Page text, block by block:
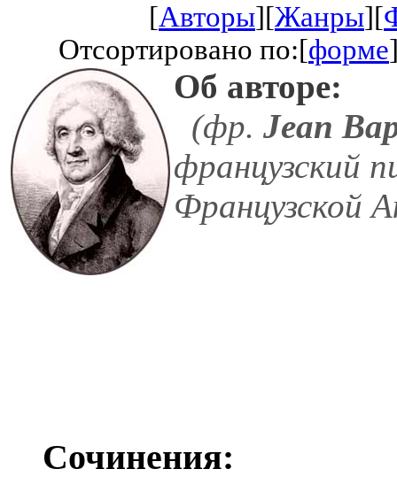
[Авторы][Жанры][
Отсортировано по:[форме
Об авторе:
(фр. Jean
французский
Французской
Сочинения: